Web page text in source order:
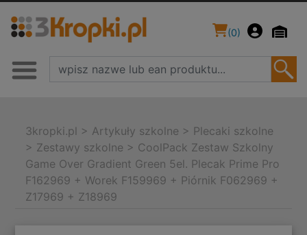
(0)
3kropki.pl > Artykuły szkolne > Plecaki szkolne
> Zestawy szkolne > CoolPack Zestaw Szkolny
Game Over Gradient Green 5el. Plecak Prime Pro
F162969 + Worek F159969 + Piórnik F062969 +
Z17969 + Z18969